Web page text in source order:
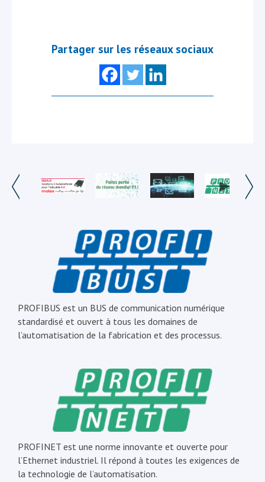
Partager sur les réseaux sociaux
PROFIBUS est un BUS de communication numérique
standardisé et ouvert à tous les domaines de
l’automatisation de la fabrication et des processus.
PROFINET est une norme innovante et ouverte pour
l’Ethernet industriel. Il répond à toutes les exigences de
la technologie de l’automatisation.